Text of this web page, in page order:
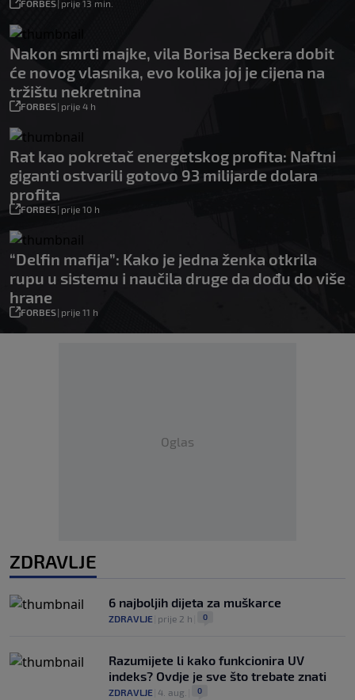
FORBES prije 13 min.
Nakon smrti majke, vila Borisa Beckera dobit
će novog vlasnika, evo kolika joj je cijena na
tržištu nekretnina
FORBES| prije 4 h
Rat kao pokretač energetskog profita: Naftni
giganti ostvarili gotovo 93 milijarde dolara
profita
FORBES| prije 10 h
“Delfin mafija”: Kako je jedna ženka otkrila
rupu u sistemu i naučila druge da dođu do više
hrane
FORBES| prije 11 h
Oglas
ZDRAVLJE
6 najboljih dijeta za muškarce
ZDRAVLJE prije 2 h 0
Razumijete li kako funkcionira UV
indeks? Ovdje je sve što trebate znati
ZDRAVLJE 4. aug. 0